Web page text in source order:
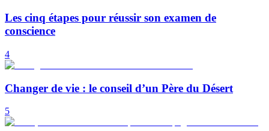
Les cinq étapes pour réussir son examen de
conscience
4
Changer de vie : le conseil d’un Père du Désert
5